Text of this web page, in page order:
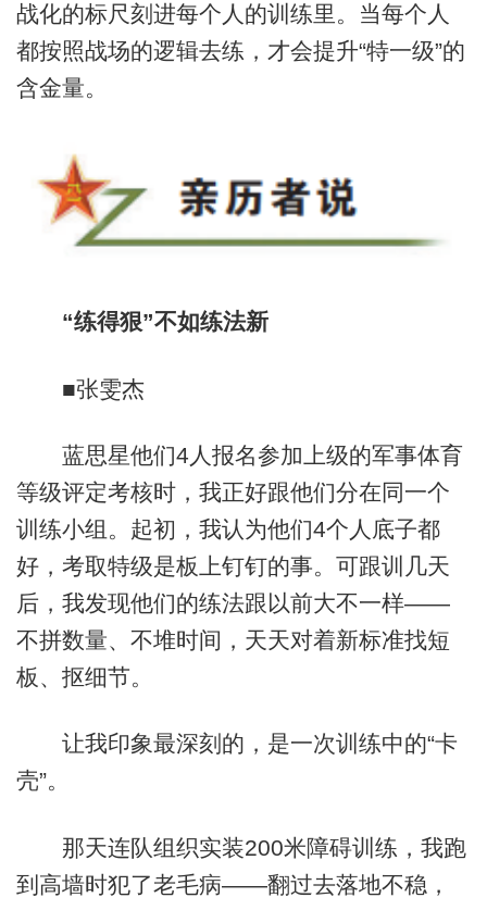
战化的标尺刻进每个人的训练里。当每个人
都按照战场的逻辑去练，才会提升“特一级”的
含金量。
“练得狠”不如练法新
■张雯杰
蓝思星他们4人报名参加上级的军事体育
等级评定考核时，我正好跟他们分在同一个
训练小组。起初，我认为他们4个人底子都
好，考取特级是板上钉钉的事。可跟训几天
后，我发现他们的练法跟以前大不一样——
不拼数量、不堆时间，天天对着新标准找短
板、抠细节。
让我印象最深刻的，是一次训练中的“卡
壳”。
那天连队组织实装200米障碍训练，我跑
到高墙时犯了老毛病——翻过去落地不稳，